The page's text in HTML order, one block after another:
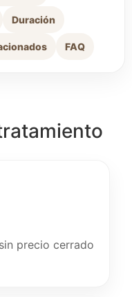
Duración
FAQ
precio cerrado